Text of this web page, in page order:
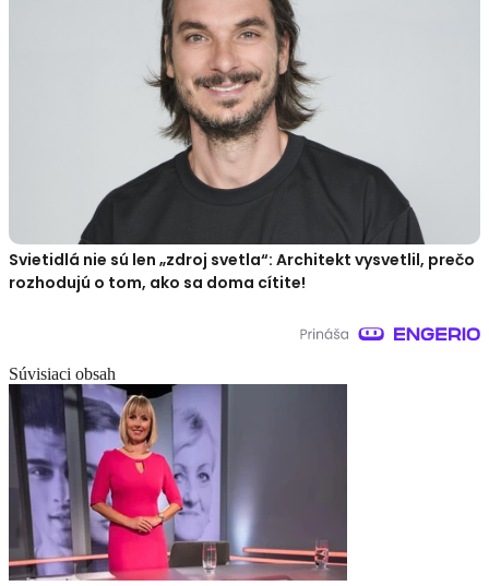
Svietidlá nie sú len „zdroj svetla“: Architekt vysvetlil, prečo
rozhodujú o tom, ako sa doma cítite!
Súvisiaci obsah